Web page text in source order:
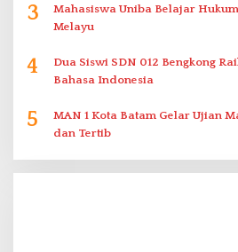
3
Mahasiswa Uniba Belajar
Melayu
4
Dua Siswi SDN 012 Bengkong
Bahasa Indonesia
5
MAN 1 Kota Batam Gelar Ujian
dan Tertib